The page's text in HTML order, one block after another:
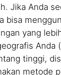
Jika Anda
bisa
yang
Anda
tinggi,
metode